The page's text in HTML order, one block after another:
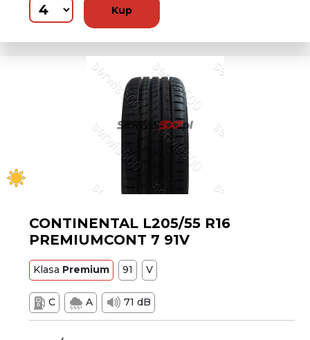
Kup
CONTINENTAL L205/55 R16
PREMIUMCONT 7 91V
Klasa Premium 91 V
C A 71 dB